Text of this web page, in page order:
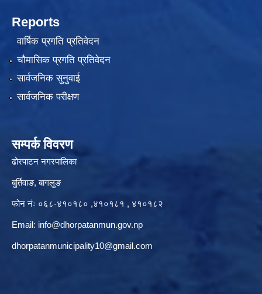
Reports
वार्षिक प्रगति प्रतिवेदन
चौमासिक प्रगति प्रतिवेदन
सार्वजनिक सुनुवाई
सार्वजनिक परीक्षण
सम्पर्क विवरण
ढोरपाटन नगरपालिका
बुर्तिवाङ, बागलुङ
फोन नंः ०६८-४१०१८० ,४१०१८१ , ४१०१८२
Email: info@dhorpatanmun.gov.np
dhorpatanmunicipality10@gmail.com